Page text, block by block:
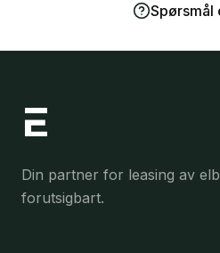
Spørsmål
Din partner for leasing av
forutsigbart.